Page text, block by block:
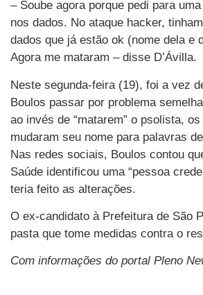
– Soube agora porque pedi para
nos dados. No ataque hacker,
dados que já estão ok (nome dela e
Agora me mataram – disse D’Ávilla.
Neste segunda-feira (19), foi a vez
Boulos passar por problema
ao invés de “matarem” o psolista,
mudaram seu nome para palavras
Nas redes sociais, Boulos contou
Saúde identificou uma “pessoa
teria feito as alterações.
O ex-candidato à Prefeitura de São
pasta que tome medidas contra o
Com informações do portal Pleno